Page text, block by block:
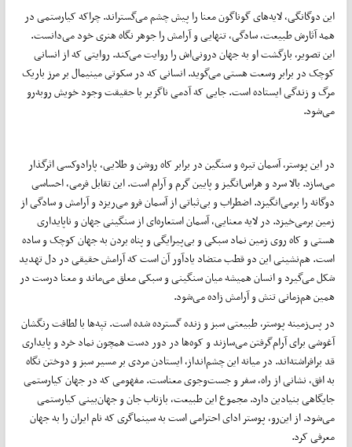
این دوگانگی، لایه‌های گوناگون معنا را پیش چشم می‌گستراند. چراکه کیارستمی در
همه آثارش طبیعت، سادگی، تنهایی و آرامش را جوهر نگاه هنری خود می‌دانست.
این تصویر، بازگشت او به جهان درونی‌اش را روایت می‌کند. روایتی که از انسانی
کوچک در برابر وسعت هستی می‌گوید. انسانی که در سکوتی مینیمال بر مرز باریک
مرگ و زندگی ایستاده است. جایی که آدمی ناگزیر با حقیقت وجود خویش روبه‌رو
می‌شود.
در این پوستر، آسمان تیره و سنگین در برابر کاه روشن و طلایی، پارادوکسی اثرگذار
می‌سازد. بالا سرد و هراس‌انگیز و پایین گرم و آرام است. این تقابل فرمی، احساسی
دوگانه را برمی‌انگیزد. اضطراب و بی‌ثباتی از آسمان فرو می‌ریزد و آرامش و سادگی از
زمین برمی‌خیزد. در لایه معنایی، آسمان استعاره‌ای از سنگینی جهان و ناپایداری
هستی و کاه روی زمین نماد سبکی و بی‌پیرایگی و پناه بردن به جهان کوچک و ساده
است. هم‌نشینی این دو قطب متضاد یادآور آن است که آرامش حقیقی در دل تهدید
شکل می‌گیرد و انسان همیشه میان سنگینی و سبکی معلق می‌ماند و معنا درست در
همین هم‌زمانی تنش و آرامش زاده می‌شود.
در پس‌زمینه پوستر، طبیعتی سبز و زنده گسترده شده است. تپه‌ها با لطافت رنگشان
آغوشی برای آرام‌گرفتن می‌سازند و کوه‌ها در دور دست همچون نماد خرد و پایداری
قد برافراشته‌اند. در میانه این چشم‌انداز، ایستادن مردی بر مسیر سبز و دوختن نگاه
به افق، نشانی از راه، سفر و جست‌وجوی معناست. مفهومی که در جهان کیارستمی
جایگاهی بنیادین دارد. مجموع این طبیعت، بازتاب جان و جهان‌بینی کیارستمی
می‌شود. از این‌رو، پوستر ادای احترامی است به سینماگری که نام ایران را به جهان
معرفی کرد.